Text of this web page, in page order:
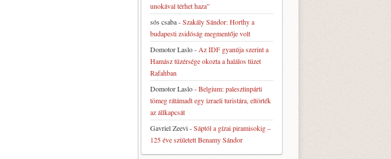
unokával térhet haza”
sós csaba-Szakály Sándor: Horthy a
budapesti zsidóság megmentője volt
Domotor Laslo- Az IDF gyanúja szerint a
Hamász tüzérsége okozta a halálos tüzet
Rafahban
Domotor Laslo-Belgium: palesztinpárti
tömeg rátámadt egy izraeli turistára, eltörték
az állkapcsát
Gavriel Zeevi-Sáptól a gízai piramisokig –
125 éve született Benamy Sándor